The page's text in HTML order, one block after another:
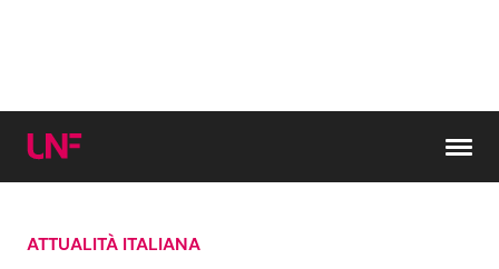
Cerca:
ATTUALITÀ ITALIANA